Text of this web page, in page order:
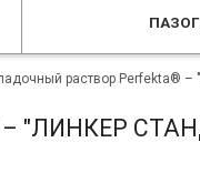
раствор Perfekta®
"ЛИНКЕР